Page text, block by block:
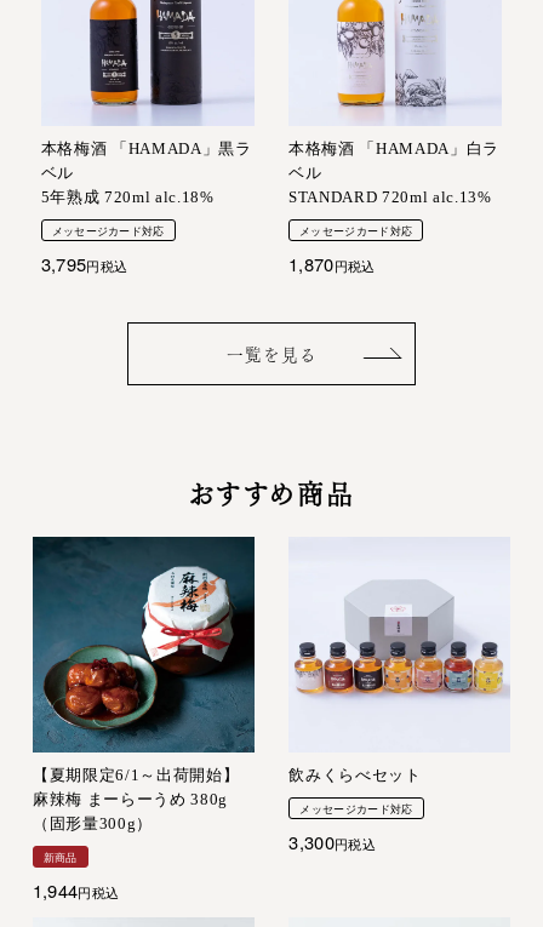
本格梅酒 「HAMADA」黒ラ
ベル
5年熟成 720ml alc.18%
メッセージカード対応
3,795 税込
本格梅酒 「HAMADA」白ラ
ベル
STANDARD 720ml alc.13%
メッセージカード対応
1,870 税込
一覧を見る
おすすめ商品
【夏期限定6/1～出荷開始】
麻辣梅 まーらーうめ 380g
（固形量300g）
新商品
1,944 税込
飲みくらべセット
メッセージカード対応
3,300 税込